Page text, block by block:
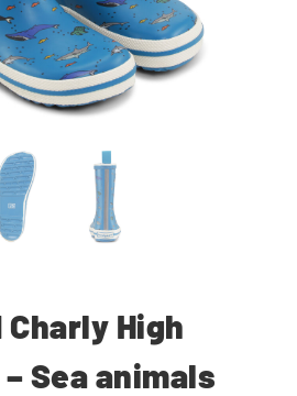
High
Sea animals